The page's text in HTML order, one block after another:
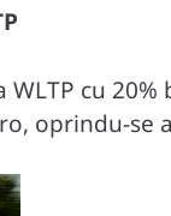
cu
oprindu-se